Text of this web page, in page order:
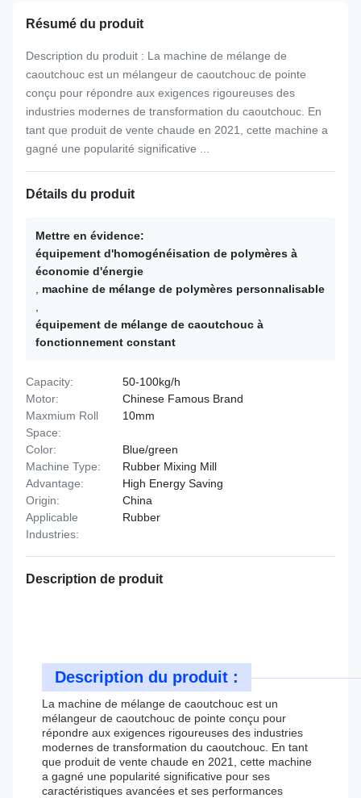
Résumé du produit
Description du produit : La machine de mélange de
caoutchouc est un mélangeur de caoutchouc de pointe
conçu pour répondre aux exigences rigoureuses des
industries modernes de transformation du caoutchouc. En
tant que produit de vente chaude en 2021, cette machine a
gagné une popularité significative ...
Détails du produit
Mettre en évidence:
équipement d'homogénéisation de polymères à
économie d'énergie
machine de mélange de polymères personnalisable
équipement de mélange de caoutchouc à
fonctionnement constant
Capacity:
50-100kg/h
Motor:
Chinese Famous Brand
Maxmium Roll
Space:
10mm
Color:
Blue/green
Machine Type:
Rubber Mixing Mill
Advantage:
High Energy Saving
Origin:
China
Applicable
Industries:
Rubber
Description de produit
Description du produit :
La machine de mélange de caoutchouc est un
mélangeur de caoutchouc de pointe conçu pour
répondre aux exigences rigoureuses des industries
modernes de transformation du caoutchouc. En tant
que produit de vente chaude en 2021, cette machine
a gagné une popularité significative pour ses
caractéristiques avancées et ses performances